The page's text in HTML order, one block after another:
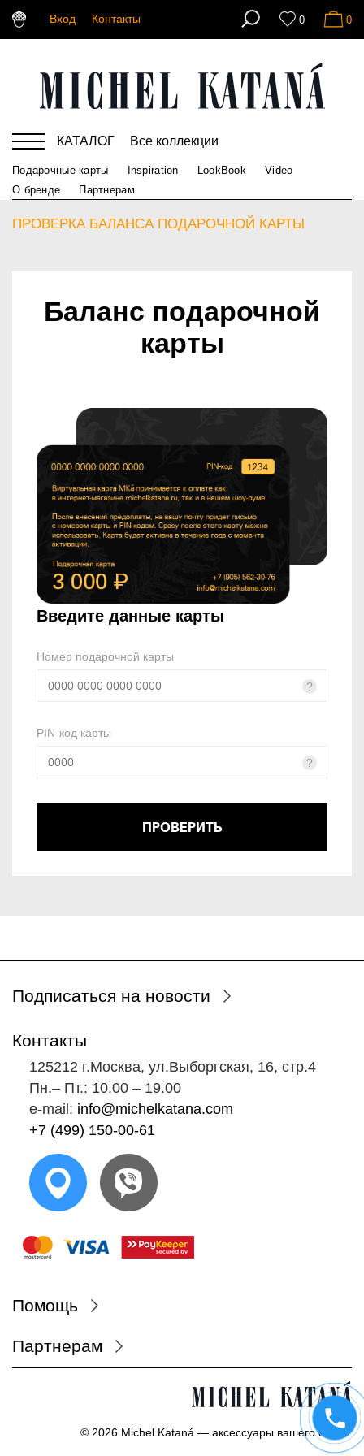
Вход Контакты 0 0
КАТАЛОГ Все коллекции
Подарочные карты Inspiration LookBook
Video
О бренде
Партнерам
ПРОВЕРКА БАЛАНСА ПОДАРОЧНОЙ КАРТЫ
Баланс подарочной
карты
Введите данные карты
Номер подарочной карты
?
PIN-код карты
?
Подписаться на новости
Контакты
125212 г.Москва, ул.Выборгская, 16, стр.4
Пн.‒ Пт.: 10.00 ‒ 19.00
e-mail: info@michelkatana.com
+7 (499) 150-00-61
Помощь
Партнерам
© 2026 Michel Kataná — аксессуары вашего стиля.